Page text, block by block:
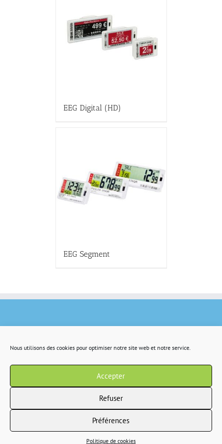
Nous utilisons des cookies pour optimiser notre site web et notre service.
Accepter
Refuser
Préférences
Politique de cookies
EEG Digital (HD)
EEG Segment
Copyright 2022 IR2S tous droits résservés |CGV|